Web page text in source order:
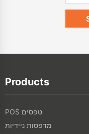
Products
POS טפסים
מדפסות ניידיות